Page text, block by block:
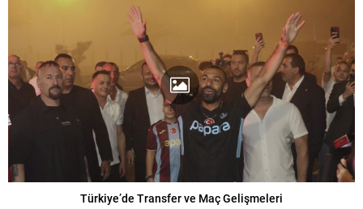
Türkiye’de Transfer ve Maç Gelişmeleri